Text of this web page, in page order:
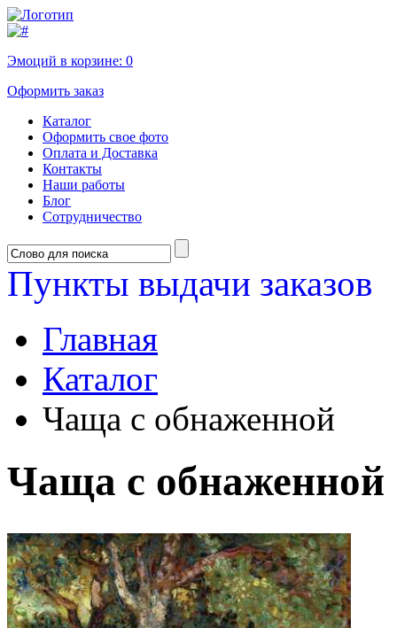
Эмоций в корзине: 0
Оформить заказ
Каталог
Оформить свое фото
Оплата и Доставка
Контакты
Наши работы
Блог
Сотрудничество
Пункты выдачи заказов
Главная
Каталог
Чаща с обнаженной
Чаща с обнаженной